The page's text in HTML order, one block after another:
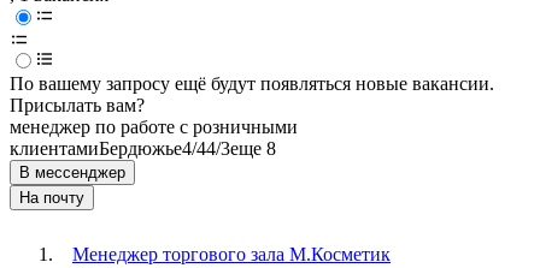
По вашему запросу ещё будут появляться новые вакансии.
Присылать вам?
менеджер по работе с розничными
клиентамиБердюжье4/44/3еще 8
В мессенджер
На почту
Менеджер торгового зала М.Косметик